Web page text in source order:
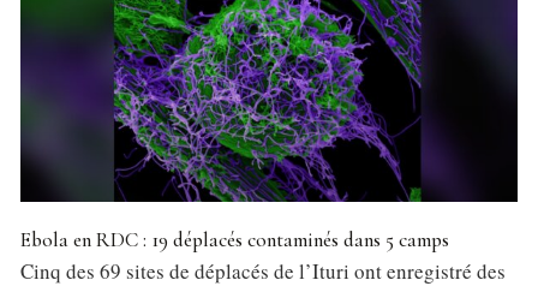
Ebola en RDC : 19 déplacés contaminés dans 5 camps
Cinq des 69 sites de déplacés de l’Ituri ont enregistré des